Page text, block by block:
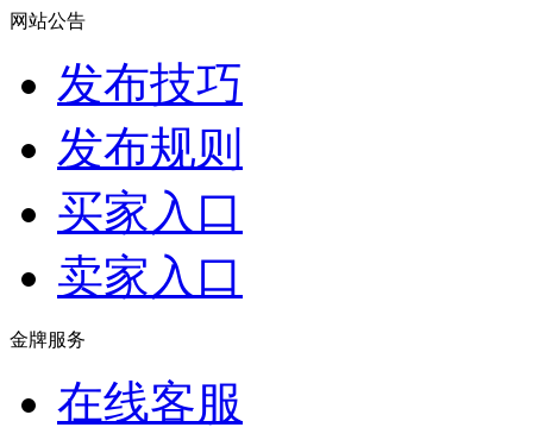
网站公告
发布技巧
发布规则
买家入口
卖家入口
金牌服务
在线客服